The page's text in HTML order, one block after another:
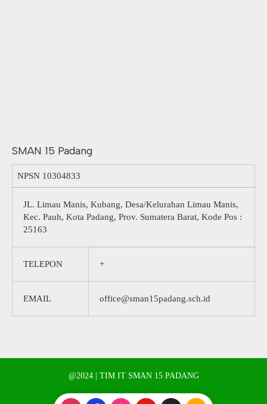
SMAN 15 Padang
NPSN 10304833
JL. Limau Manis, Kubang, Desa/Kelurahan Limau Manis,
Kec. Pauh, Kota Padang, Prov. Sumatera Barat, Kode Pos :
25163
TELEPON +
EMAIL office@sman15padang.sch.id
@2024 | TIM IT SMAN 15 PADANG